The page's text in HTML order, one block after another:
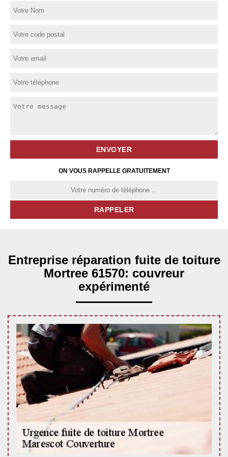
ON VOUS RAPPELLE GRATUITEMENT
Entreprise réparation fuite de toiture
Mortree 61570: couvreur
expérimenté